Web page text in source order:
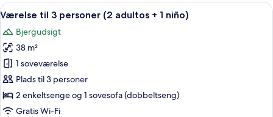
havudsigt
Indlæs
alle
billeder
af
Værelse
til
3
personer
Pengeskab på værelset, skrivebord,
5
Værelse til 3 personer (2 adultos + 1 niño)
Bjergudsigt
38 m²
1 soveværelse
Plads til 3 personer
2 enkeltsenge og 1 sovesofa (dobbeltseng)
Gratis Wi-Fi